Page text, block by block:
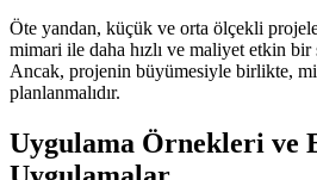
Öte yandan, küçük ve orta ölçekli
mimari ile daha hızlı ve maliyet etkin
Ancak, projenin büyümesiyle birlikte,
planlanmalıdır.
Uygulama Örnekleri ve